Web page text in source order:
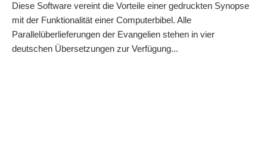
Diese Software vereint die Vorteile einer gedruckten Synopse
mit der Funktionalität einer Computerbibel. Alle
Parallelüberlieferungen der Evangelien stehen in vier
deutschen Übersetzungen zur Verfügung...